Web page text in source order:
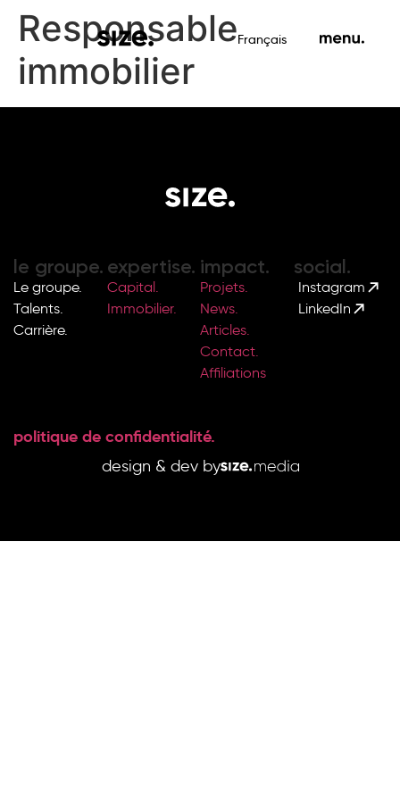
Français
Responsable
immobilier
le groupe.
Le groupe.
Talents.
Carrière.
expertise.
Capital.
Immobilier.
impact.
Projets.
News.
Articles.
Contact.
Affiliations
social.
Instagram
LinkedIn
design & dev by
politique de confidentialité.